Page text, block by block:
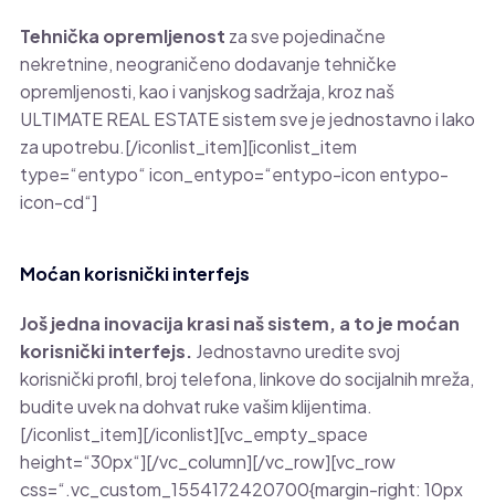
Tehnička opremljenost za sve pojedinačne
nekretnine, neograničeno dodavanje tehničke
opremljenosti, kao i vanjskog sadržaja, kroz naš
ULTIMATE REAL ESTATE sistem sve je jednostavno i lako
za upotrebu.[/iconlist_item][iconlist_item
type=“entypo“ icon_entypo=“entypo-icon entypo-
icon-cd“]
Moćan korisnički interfejs
Još jedna inovacija krasi naš sistem, a to je moćan
korisnički interfejs. Jednostavno uredite svoj
korisnički profil, broj telefona, linkove do socijalnih mreža,
budite uvek na dohvat ruke vašim klijentima.
[/iconlist_item][/iconlist][vc_empty_space
height=“30px“][/vc_column][/vc_row][vc_row
css=“.vc_custom_1554172420700{margin-right: 10px